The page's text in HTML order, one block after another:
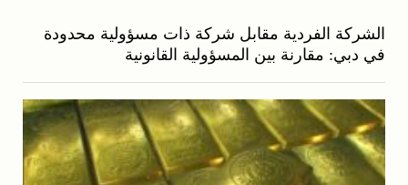
الشركة الفردية مقابل شركة ذات مسؤولية محدودة
في دبي: مقارنة بين المسؤولية القانونية